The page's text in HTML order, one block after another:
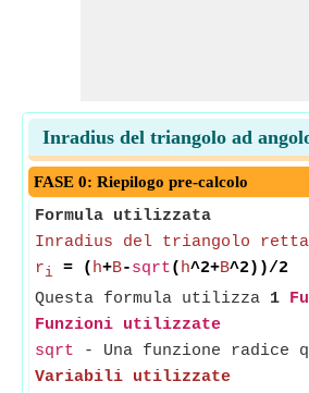
Inradius del triangolo ad
FASE 0: Riepilogo pre-calcolo
Formula utilizzata
Inradius del triangolo
ri = ( h+B-sqrt( h^2+B^2))/2
Questa formula utilizza 1
Funzioni utilizzate
sqrt - Una funzione radice
Variabili utilizzate